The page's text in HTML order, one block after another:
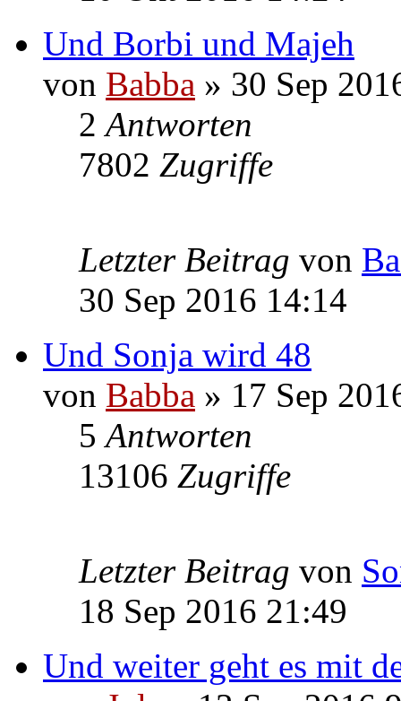
Und Borbi und Majeh
von Babba » 30 Sep
2Antworten
7802 Zugriffe
Letzter Beitrag von
30 Sep 2016 14:14
Und Sonja wird 48
von Babba » 17 Sep
5Antworten
13106 Zugriffe
Letzter Beitrag von
18 Sep 2016 21:49
Und weiter geht es mit